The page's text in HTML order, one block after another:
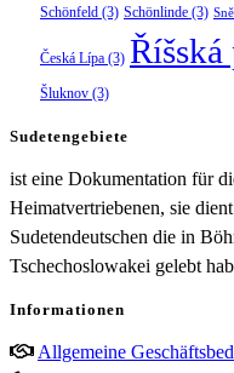
Schönfeld (3) Schönlinde (3)
Česká Lípa (3) Říšská
Šluknov (3)
Sudetengebiete
ist eine Dokumentation für
Heimatvertriebenen, sie
Sudetendeutschen die in
Tschechoslowakei gelebt
Informationen
Allgemeine